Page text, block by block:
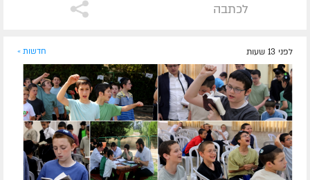
לכתבה
לפני 13 שעות חדשות »